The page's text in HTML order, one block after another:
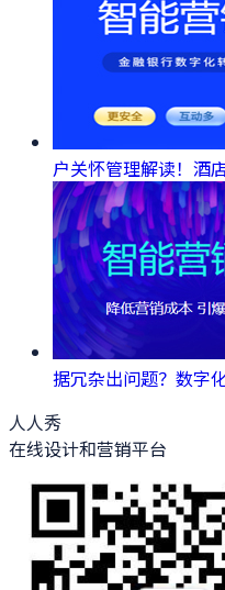
户关怀管理解读！酒
据冗杂出问题？数字
人人秀
在线设计和营销平台